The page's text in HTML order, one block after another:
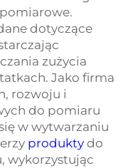
dotyczące
zużycia
Jako firma
rozwoju i
do pomiaru
w wytwarzaniu
produkty do
wykorzystując